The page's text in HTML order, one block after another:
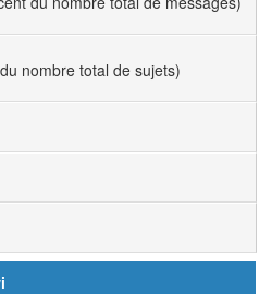
nombre total de sujets)